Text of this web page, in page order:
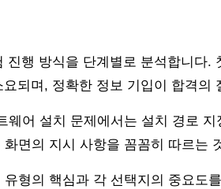
진행 방식을 단계별로 분석합니다.
되며, 정확한 정보 기입이 합격의
웨어 설치 문제에서는 설치 경로
면의 지시 사항을 꼼꼼히 따르는
형의 핵심과 각 선택지의 중요도